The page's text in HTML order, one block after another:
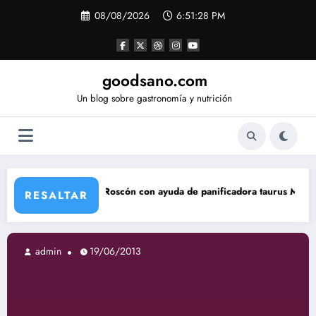
08/08/2026 6:51:29 PM
goodsano.com
Un blog sobre gastronomía y nutrición
RESALTAR
con ayuda de panificadora taurus My Bread Tartas
19/06/2013